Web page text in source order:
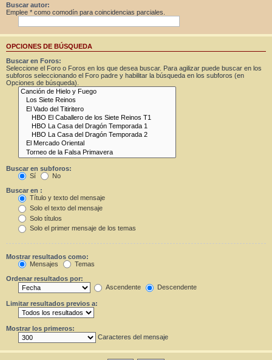
Buscar autor:
Emplee * como comodín para coincidencias parciales.
OPCIONES DE BÚSQUEDA
Buscar en Foros:
Seleccione el Foro o Foros en los que desea buscar. Para agilizar puede buscar en los
subforos seleccionando el Foro padre y habilitar la búsqueda en los subforos (en
Opciones de búsqueda).
Buscar en subforos:
Sí
No
Buscar en :
Título y texto del mensaje
Solo el texto del mensaje
Solo títulos
Solo el primer mensaje de los temas
Mostrar resultados como:
Mensajes
Temas
Ordenar resultados por:
Ascendente
Descendente
Limitar resultados previos a:
Mostrar los primeros:
Caracteres del mensaje